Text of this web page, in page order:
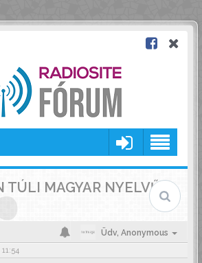
TÚLI MAGYAR NYELVŰ
Üdv, Anonymous